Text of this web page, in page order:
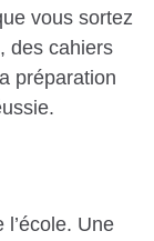
vous sortez
des cahiers
préparation
Une